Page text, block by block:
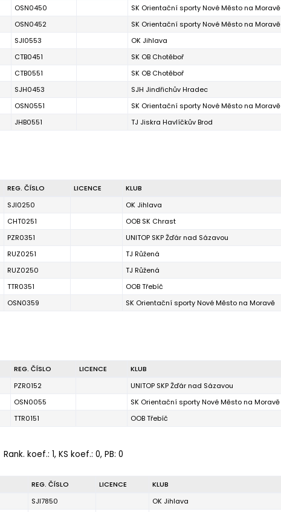
OSN0450 SK Orientační sporty Nové Město na Moravě
OSN0452 SK Orientační sporty Nové Město na Moravě
SJI0553 OK Jihlava
CTB0451 SK OB Chotěboř
CTB0551 SK OB Chotěboř
SJH0453 SJH Jindřichův Hradec
OSN0551 SK Orientační sporty Nové Město na Moravě
JHB0551 TJ Jiskra Havlíčkův Brod
REG. ČÍSLO LICENCE KLUB
SJI0250 OK Jihlava
CHT0251 OOB SK Chrast
PZR0351 UNITOP SKP Žďár nad Sázavou
RUZ0251 TJ Růžená
RUZ0250 TJ Růžená
TTR0351 OOB Třebíč
OSN0359 SK Orientační sporty Nové Město na Moravě
REG. ČÍSLO LICENCE KLUB
PZR0152 UNITOP SKP Žďár nad Sázavou
OSN0055 SK Orientační sporty Nové Město na Moravě
TTR0151 OOB Třebíč
Rank. koef.: 1, KS koef.: 0, PB: 0
REG. ČÍSLO LICENCE KLUB
SJI7850 OK Jihlava